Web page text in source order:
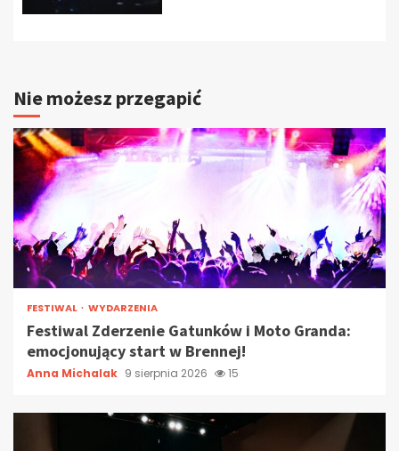
Nie możesz przegapić
FESTIWAL WYDARZENIA
Festiwal Zderzenie Gatunków i Moto Granda:
emocjonujący start w Brennej!
Anna Michalak 9 sierpnia 2026 15